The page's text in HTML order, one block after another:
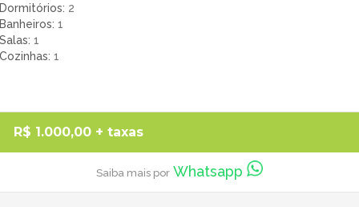
Dormitórios 2
Banheiros 1
Salas 1
Cozinhas 1
R$ 1.000,00 + taxas
Saiba mais por Whatsapp